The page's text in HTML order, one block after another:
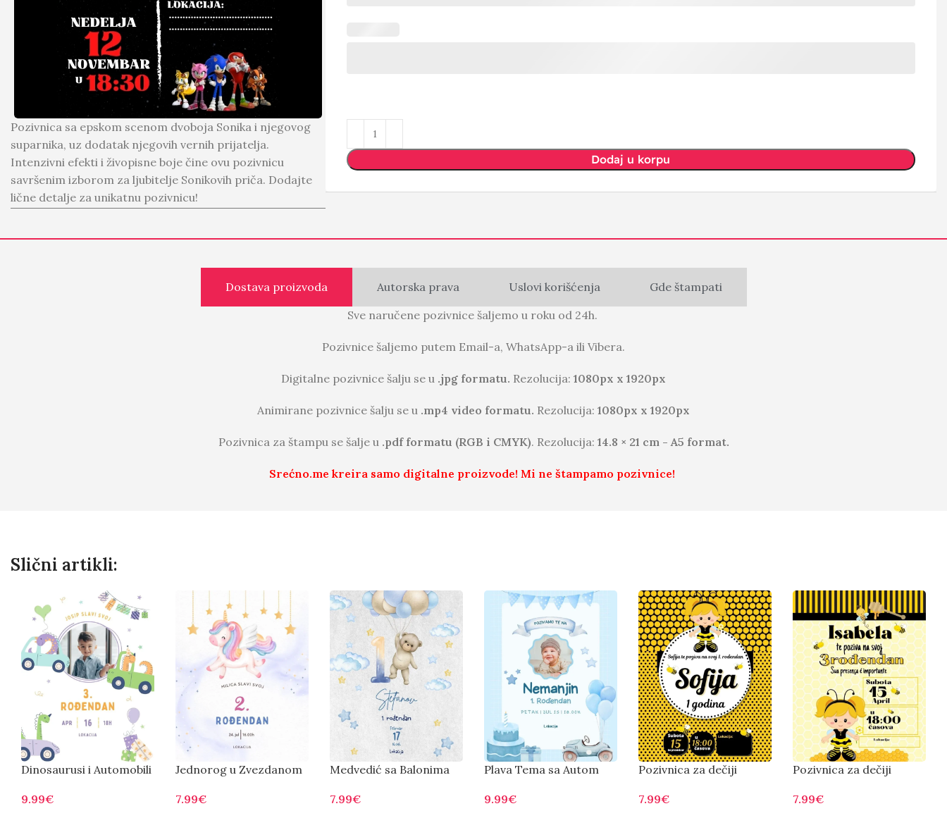
Pozivnica sa epskom scenom dvoboja Sonika i njegovog
suparnika, uz dodatak njegovih vernih prijatelja.
Intenzivni efekti i živopisne boje čine ovu pozivnicu
savršenim izborom za ljubitelje Sonikovih priča. Dodajte
lične detalje za unikatnu pozivnicu!
Dodaj u korpu
Dostava proizvoda Autorska prava Uslovi korišćenja
Gde štampati
Sve naručene pozivnice šaljemo u roku od 24h.
Pozivnice šaljemo putem Email-a, WhatsApp-a ili Vibera.
Digitalne pozivnice šalju se u .jpg formatu. Rezolucija: 1080px x 1920px
Animirane pozivnice šalju se u .mp4 video formatu. Rezolucija: 1080px x 1920px
Pozivnica za štampu se šalje u .pdf formatu (RGB i CMYK). Rezolucija: 14.8 × 21 cm - A5 format.
Srećno.me kreira samo digitalne proizvode! Mi ne štampamo pozivnice!
Slični artikli:
Dinosaurusi i Automobili
9.99€
Jednorog u Zvezdanom
7.99€
Medvedić sa Balonima
7.99€
Plava Tema sa Autom
9.99€
Pozivnica za dečiji
7.99€
Pozivnica za dečiji
7.99€